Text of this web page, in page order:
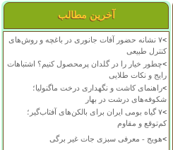
آخرین مطالب
>
۷ نشانه حضور آفات جانوری در باغچه و روش‌های
کنترل طبیعی
>چطور خیار را در گلدان پرمحصول کنیم؟ اشتباهات
رایج و نکات طلایی
>راهنمای کاشت و نگهداری درخت ماگنولیا؛
شکوفه‌های درشت در بهار
>
۷ گیاه بومی ایران برای بالکن‌های آفتاب‌گیر؛
کم‌توقع و مقاوم
>هویج - معرفی سبزی جات غیر برگی